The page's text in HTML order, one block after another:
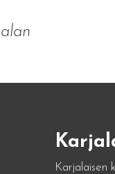
Karjalaisen